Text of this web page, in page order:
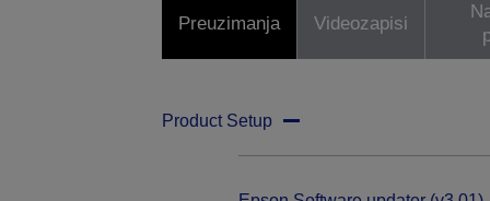
Preuzimanja Videozapisi
Product Setup